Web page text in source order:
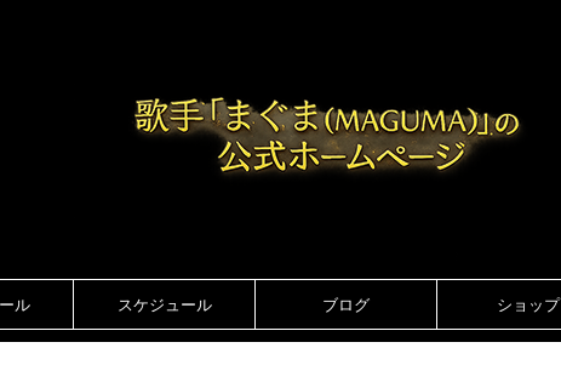
ル スケジュール ブログ ショップ